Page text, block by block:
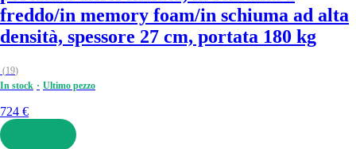
freddo/in memory foam/in schiuma ad alta
densità, spessore 27 cm, portata 180 kg
(19)
In stock
Ultimo pezzo
724 €